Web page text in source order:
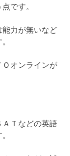
です。
能力が無いなど
Ｏオンラインが
ＡＴなどの英語